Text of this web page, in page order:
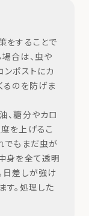
をすることで
合は、虫や
ンポストにカ
るのを防げま
、糖分やカロ
を上げるこ
でもまだ虫が
身を全て透明
日差しが強け
す。処理した